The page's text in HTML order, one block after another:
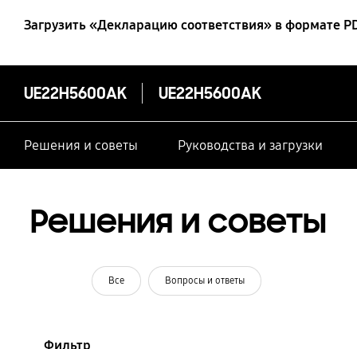
Загрузить «Декларацию соответствия» в формате
UE22H5600AK UE22H5600AK
Решения и советы Руководства и загрузки
Решения и советы
Все Вопросы и ответы
Фильтр